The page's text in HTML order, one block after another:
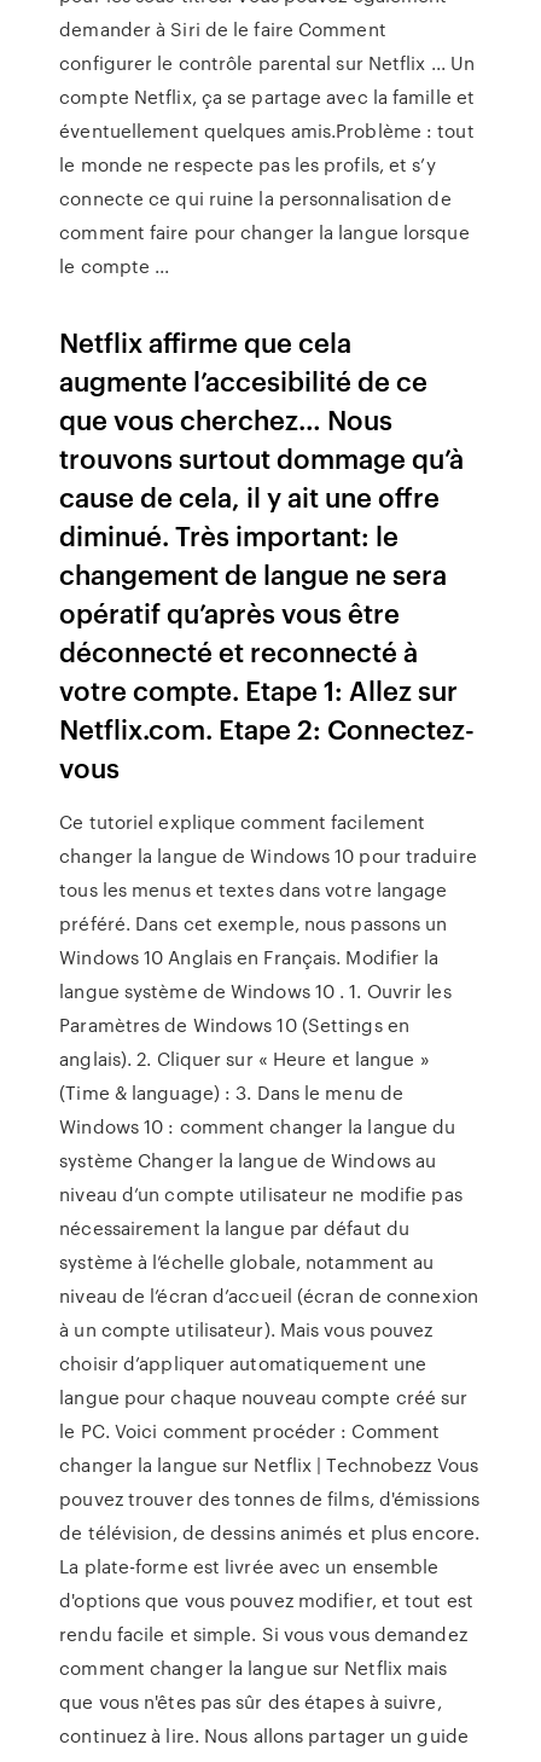
demander à Siri de le faire Comment
configurer le contrôle parental sur Netflix ... Un
compte Netflix, ça se partage avec la famille et
éventuellement quelques amis.Problème : tout
le monde ne respecte pas les profils, et s’y
connecte ce qui ruine la personnalisation de
comment faire pour changer la langue lorsque
le compte ...
Netflix affirme que cela
augmente l’accesibilité de ce
que vous cherchez… Nous
trouvons surtout dommage qu’à
cause de cela, il y ait une offre
diminué. Très important: le
changement de langue ne sera
opératif qu’après vous être
déconnecté et reconnecté à
votre compte. Etape 1: Allez sur
Netflix.com. Etape 2: Connectez-
vous
Ce tutoriel explique comment facilement
changer la langue de Windows 10 pour traduire
tous les menus et textes dans votre langage
préféré. Dans cet exemple, nous passons un
Windows 10 Anglais en Français. Modifier la
langue système de Windows 10 . 1. Ouvrir les
Paramètres de Windows 10 (Settings en
anglais). 2. Cliquer sur « Heure et langue »
(Time & language) : 3. Dans le menu de
Windows 10 : comment changer la langue du
système Changer la langue de Windows au
niveau d’un compte utilisateur ne modifie pas
nécessairement la langue par défaut du
système à l’échelle globale, notamment au
niveau de l’écran d’accueil (écran de connexion
à un compte utilisateur). Mais vous pouvez
choisir d’appliquer automatiquement une
langue pour chaque nouveau compte créé sur
le PC. Voici comment procéder : Comment
changer la langue sur Netflix | Technobezz Vous
pouvez trouver des tonnes de films, d'émissions
de télévision, de dessins animés et plus encore.
La plate-forme est livrée avec un ensemble
d'options que vous pouvez modifier, et tout est
rendu facile et simple. Si vous vous demandez
comment changer la langue sur Netflix mais
que vous n'êtes pas sûr des étapes à suivre,
continuez à lire. Nous allons partager un guide